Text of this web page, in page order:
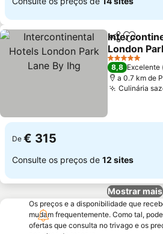
Partilhar
London
Ver preços
5 Estrelas
8,8 Excelente
a 0.7 km de
Culinária
De € 315
Consulte os preços de 12 sites
Mostrar mais
Os preços e a disponibilidade que
mudam frequentemente. Como tal,
ofertas que consulta no trivago e os